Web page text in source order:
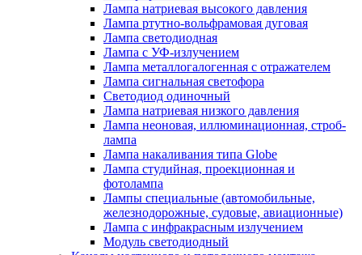
Лампа натриевая высокого давления
Лампа ртутно-вольфрамовая дуговая
Лампа светодиодная
Лампа с УФ-излучением
Лампа металлогалогенная с отражателем
Лампа сигнальная светофора
Светодиод одиночный
Лампа натриевая низкого давления
Лампа неоновая, иллюминационная, строб-
лампа
Лампа накаливания типа Globe
Лампа студийная, проекционная и
фотолампа
Лампы специальные (автомобильные,
железнодорожные, судовые, авиационные)
Лампа с инфракрасным излучением
Модуль светодиодный